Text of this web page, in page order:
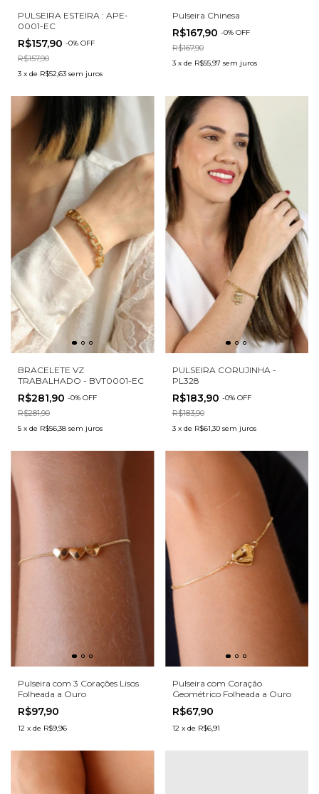
PULSEIRA ESTEIRA : APE-
0001-EC
R$157,90 -0% OFF
R$157,90
3 x de R$52,63 sem juros
Pulseira Chinesa
R$167,90 -0% OFF
R$167,90
3 x de R$55,97 sem juros
BRACELETE VZ
TRABALHADO - BVT0001-EC
R$281,90 -0% OFF
R$281,90
5 x de R$56,38 sem juros
PULSEIRA CORUJINHA -
PL328
R$183,90 -0% OFF
R$183,90
3 x de R$61,30 sem juros
Pulseira com 3 Corações Lisos
Folheada a Ouro
R$97,90
12 x de R$9,96
Pulseira com Coração
Geométrico Folheada a Ouro
R$67,90
12 x de R$6,91